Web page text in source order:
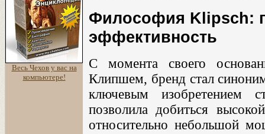
Весь Чехов у вас на
компьютере!
Философия Klipsch:
эффективность
С момента своего
Клипшем, бренд стал
ключевым изобретением
позволила добиться
относительно небольшой